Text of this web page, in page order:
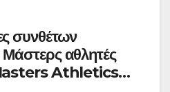
συνθέτων
αθλητές
Athletics